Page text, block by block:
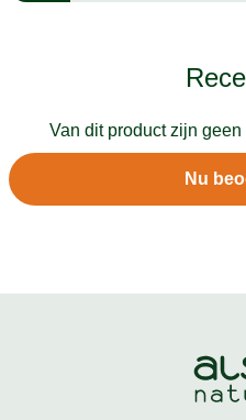
Van dit product zijn
Nu